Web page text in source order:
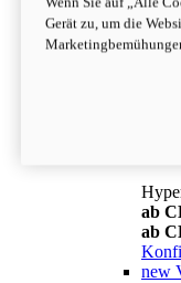
new
ab
ab
ab
new
Gerät zu, um die